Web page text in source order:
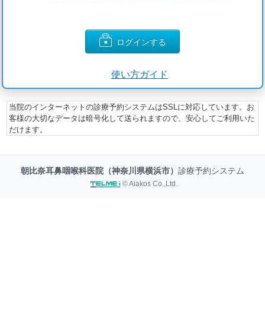
ログインする
使い方ガイド
当院のインターネットの診療予約システムはSSLに対応しています。お
客様の大切なデータは暗号化して送られますので、安心してご利用いた
だけます。
朝比奈耳鼻咽喉科医院（神奈川県横浜市） 診療予約システム
© Aiakos Co.,Ltd.